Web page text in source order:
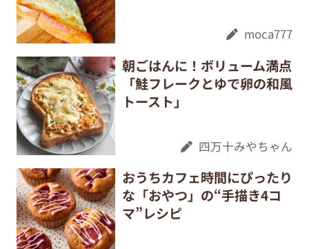
moca777
朝ごはんに！ボリューム満点
「鮭フレークとゆで卵の和風
トースト」
四万十みやちゃん
おうちカフェ時間にぴったり
な「おやつ」の“手描き4コ
マ”レシピ